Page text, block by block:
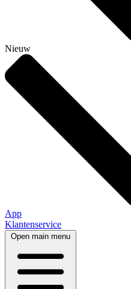
Nieuw
App
Klantenservice
Open main menu